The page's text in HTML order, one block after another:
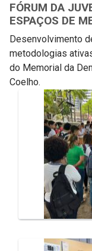
FÓRUM DA
ESPAÇOS DE
Desenvolvimento
metodologias
do Memorial da
Coelho.
Galeria de Mídias